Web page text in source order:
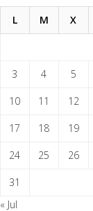
L M X
3 4 5
10 11 12
17 18 19
24 25 26
31
« Jul